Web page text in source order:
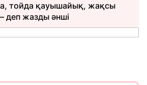
тойда қауышайық, жақсы
деп жазды әнші